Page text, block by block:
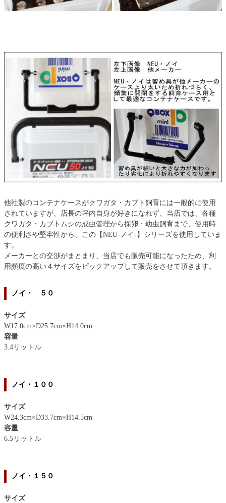
他社製のコンテナケースがクワガタ・カブト飼育には一般的に使用
されていますが、店長の坪内自身が好きになれず、当店では、各種
クワガタ・カブトムシの成虫管理から採卵・幼虫飼育まで、使用時
の便利さや堅牢性から、この【NEU-ノイ-】シリーズを使用していま
す。
メーカーとの交渉がまとまり、当店でも販売可能になったため、利
用頻度の高い４サイズをピックアップして販売をさせて頂きます。
ノイ・ ５０
サイズ
W17.0cm×D25.7cm×H14.0cm
容量
3.4リットル
ノイ・１００
サイズ
W24.3cm×D33.7cm×H14.5cm
容量
6.5リットル
ノイ・１５０
サイズ